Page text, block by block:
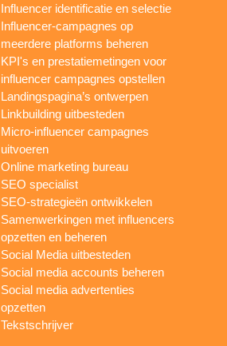
Influencer identificatie en selectie
Influencer-campagnes op
meerdere platforms beheren
KPI's en prestatiemetingen voor
influencer campagnes opstellen
Landingspagina’s ontwerpen
Linkbuilding uitbesteden
Micro-influencer campagnes
uitvoeren
Online marketing bureau
SEO specialist
SEO-strategieën ontwikkelen
Samenwerkingen met influencers
opzetten en beheren
Social Media uitbesteden
Social media accounts beheren
Social media advertenties
opzetten
Tekstschrijver